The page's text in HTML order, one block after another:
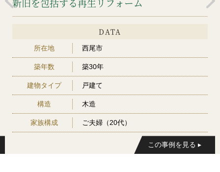
する再生リフォーム
西尾市
築30年
戸建て
木造
ご夫婦（20代）
今を愉し